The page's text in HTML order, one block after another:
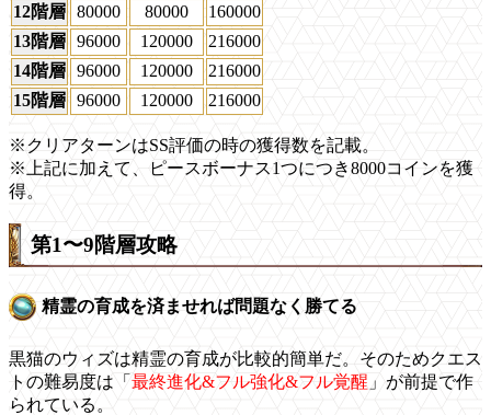
12階層 80000 80000
160000
13階層 96000 120000
216000
14階層 96000 120000
216000
15階層 96000 120000 216000
※クリアターンはSS評価の時の獲得数を記載。
※上記に加えて、ピースボーナス1つにつき8000コインを獲
得。
第1〜9階層攻略
精霊の育成を済ませれば問題なく勝てる
黒猫のウィズは精霊の育成が比較的簡単だ。そのためクエス
トの難易度は「 最終進化&フル強化&フル覚醒 」が前提で作
られている。